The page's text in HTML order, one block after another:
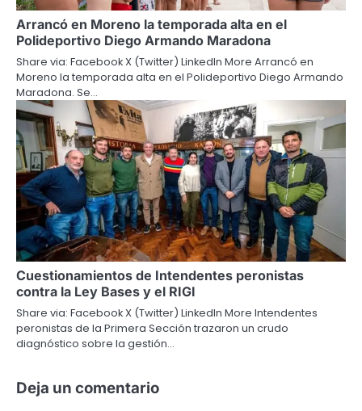
Arrancó en Moreno la temporada alta en el
Polideportivo Diego Armando Maradona
Share via: Facebook X (Twitter) LinkedIn More Arrancó en
Moreno la temporada alta en el Polideportivo Diego Armando
Maradona. Se…
Cuestionamientos de Intendentes peronistas
contra la Ley Bases y el RIGI
Share via: Facebook X (Twitter) LinkedIn More Intendentes
peronistas de la Primera Sección trazaron un crudo
diagnóstico sobre la gestión…
Deja un comentario